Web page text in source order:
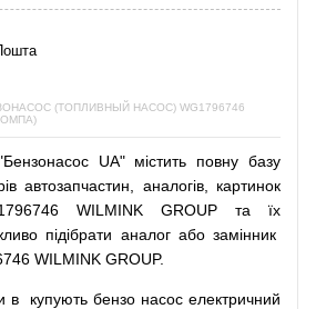
(ТОПЛИВНЫЙ НАСОС) WG1796746
Бензонасос UA" містить повну базу
автозапчастин аналогів,
картинок
WILMINK GROUP та їх
підібрати аналог або замінник
WILMINK GROUP.
в купують бензо насос електричний